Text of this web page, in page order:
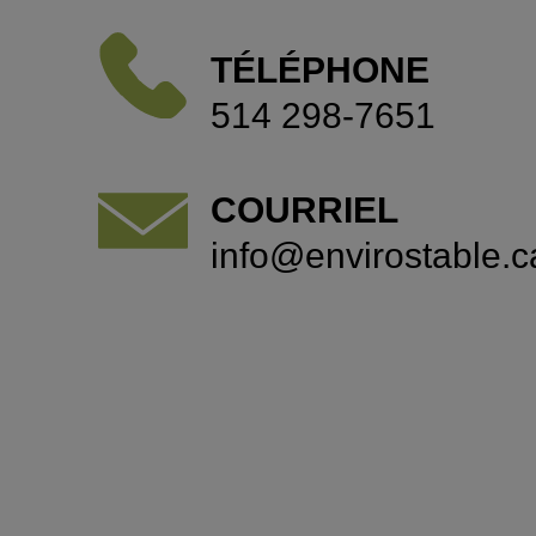
TÉLÉPHONE
514 298-7651
COURRIEL